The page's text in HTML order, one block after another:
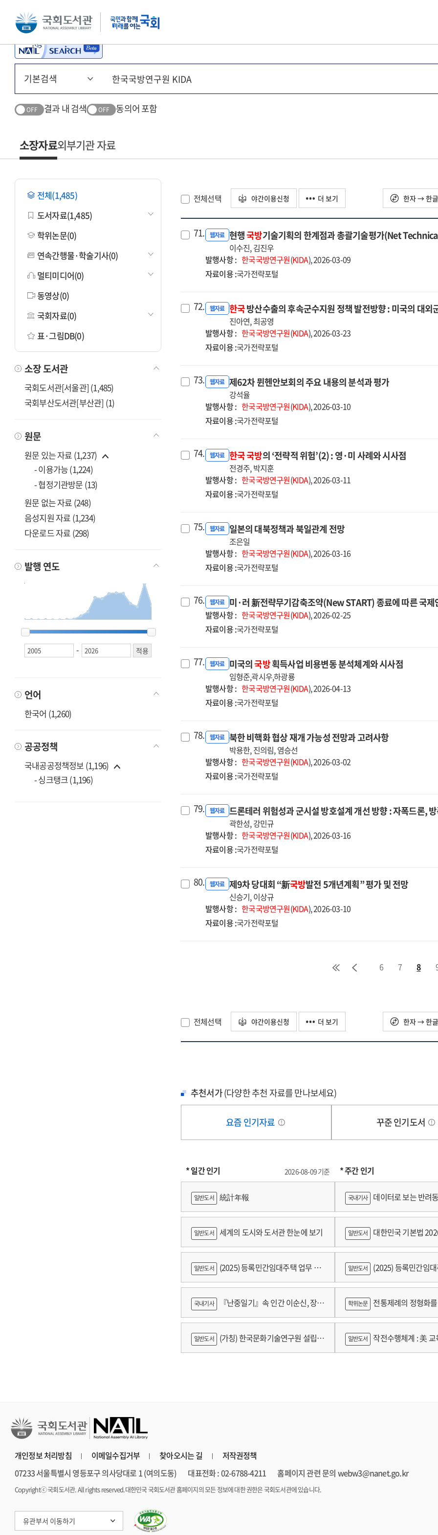
본문 바로가기 주메뉴 바로가기
OFF 결과 내 검색 OFF 동의어 포함
소장자료외부기관 자료
전체(1,485)
도서자료(1,485)
학위논문(0)
연속간행물·학술기사(0)
멀티미디어(0)
동영상(0)
국회자료(0)
표·그림DB(0)
소장 도서관
국회도서관[서울관] (1,485)
국회부산도서관[부산관] (1)
원문
원문 있는 자료 (1,237)
- 이용가능 (1,224)
- 협정기관방문 (13)
원문 없는 자료 (248)
음성지원 자료 (1,234)
다운로드 자료 (298)
발행 연도
-
언어
한국어 (1,260)
공공정책
국내공공정책정보 (1,196)
- 싱크탱크 (1,196)
전체선택 야간이용신청 더 보기 한자 → 한글
71. 웹자료 현행국방기술기획의 한계점과 총괄기술평가(Net
이수진, 김진우
발행사항 : 한국국방연구원(KIDA), 2026-03-09
자료이용 :국가전략포털
72. 웹자료 한국방산수출의 후속군수지원 정책 발전방향 : 미국의 대
진아연, 최공영
발행사항 : 한국국방연구원(KIDA), 2026-03-23
자료이용 :국가전략포털
73. 웹자료 제62차 뮌헨안보회의 주요 내용의 분석과 평가
강석율
발행사항 : 한국국방연구원(KIDA), 2026-03-10
자료이용 :국가전략포털
74. 웹자료 한국국방의 ‘전략적 위험’(2) : 영·미 사례와 시사점
전경주, 박지훈
발행사항 : 한국국방연구원(KIDA), 2026-03-11
자료이용 :국가전략포털
75. 웹자료 일본의 대북정책과 북일관계 전망
조은일
발행사항 : 한국국방연구원(KIDA), 2026-03-16
자료이용 :국가전략포털
76. 웹자료 미·러 新전략무기감축조약(New START) 종료에 따른 국
발행사항 : 한국국방연구원(KIDA), 2026-02-25
자료이용 :국가전략포털
77. 웹자료 미국의국방획득사업 비용변동 분석체계와 시사점
임형준,곽시우,하광룡
발행사항 : 한국국방연구원(KIDA), 2026-04-13
자료이용 :국가전략포털
78. 웹자료 북한 비핵화 협상 재개 가능성 전망과 고려사항
박용한, 진의림, 염승선
발행사항 : 한국국방연구원(KIDA), 2026-03-02
자료이용 :국가전략포털
79. 웹자료 드론테러 위험성과 군시설 방호설계 개선 방향 : 자폭드론,
곽한성, 강민규
발행사항 : 한국국방연구원(KIDA), 2026-03-16
자료이용 :국가전략포털
80. 웹자료 제9차 당대회 “新국방발전 5개년계획” 평가 및 전망
신승기, 이상규
발행사항 : 한국국방연구원(KIDA), 2026-03-10
자료이용 :국가전략포털
6 7 8
전체선택 야간이용신청 더 보기 한자 → 한글
추천서가(다양한 추천 자료를 만나보세요)
요즘 인기자료 꾸준 인기도서
* 일간 인기 2026-08-09 기준
일반도서 統計年報
일반도서 세계의 도시와 도서관 한눈에 보기
일반도서 (2025) 등록민간임대주택 업무 편
람
국내기사 『난중일기』속 인간 이순신, 장군
이순신
일반도서 (가칭) 한국문화기술연구원 설립
* 주간 인기
국내기사 데이터로 보는 반려
쟁
일반도서 대한민국 기본법
일반도서 (2025) 등록민간임
람
학위논문 전통제례의 정형화
가제를 중심으로
일반도서 작전수행체계 : 美
개인정보 처리방침 이메일수집거부 찾아오시는 길
저작권정책
07233 서울특별시 영등포구 의사당대로 1 (여의도동)
대표전화 : 02-6788-4211 홈페이지 관련 문의 webw3@nanet.go.kr
Copyrightⓒ 국회도서관. All rights reserved.대한민국 국회도서관 홈페이지의 모든 정보에 대한 권한은 국회도서관에 있습니다.
유관부서 이동하기